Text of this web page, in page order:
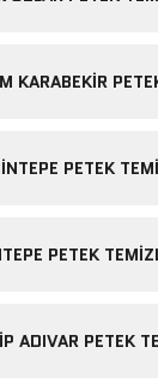
KARABEKIR
PETEK
PETEK
ADIVAR PETEK